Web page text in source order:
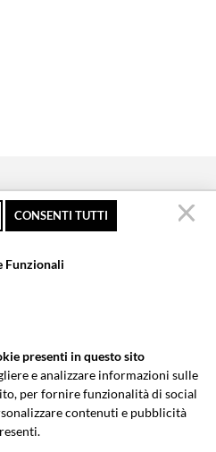
fino a 30
Servizio clienti
Brianza (MB) 20843 | ITALY
CONSENTI TUTTI
Funzionali
presenti in questo sito
e analizzare informazioni sulle
per fornire funzionalità di social
contenuti e pubblicità